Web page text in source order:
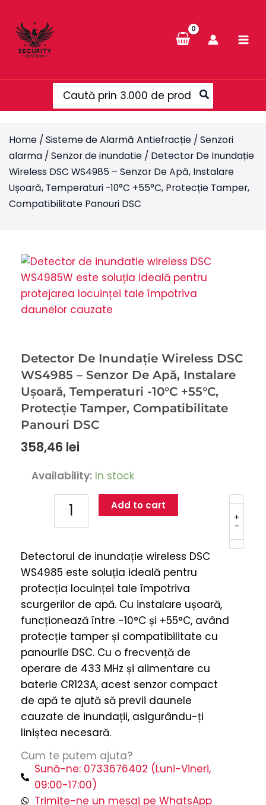
content
Search
for:
Home / Sisteme de Alarmă Antiefracție / Senzori
alarma / Senzor de inundatie / Detector De Inundație
Wireless DSC WS4985 – Senzor De Apă, Instalare
Ușoară, Temperaturi -10°C +55°C, Protecție Tamper,
Compatibilitate Panouri DSC
Detector De Inundație Wireless DSC
WS4985 – Senzor De Apă, Instalare
Ușoară, Temperaturi -10°C +55°C,
Protecție Tamper, Compatibilitate
Panouri DSC
358,46 lei
Availability: In stock
-
De
Inundație
Wireless
-
Senzor
De
Apă,
Instalare
Ușoară,
Temperaturi
-10°C
+55°C,
Protecție
Tamper,
Compatibilitate
Panouri
DSC
quantity
+
Add to cart
Detectorul de inundație wireless DSC
WS4985 este soluția ideală pentru
protecția locuinței tale împotriva
scurgerilor de apă. Cu instalare ușoară,
funcționează între -10°C și +55°C, având
protecție tamper și compatibilitate cu
panourile DSC. Cu o frecvență de
operare de 433 MHz și alimentare cu
baterie CR123A, acest senzor compact
de apă te ajută să previi daunele
cauzate de inundații, asigurându-ți
liniștea necesară.
Cum te putem ajuta?
Sună-ne: 0733676402 (Luni-Vineri,
09:00-17:00)
Trimite-ne un mesaj pe WhatsApp